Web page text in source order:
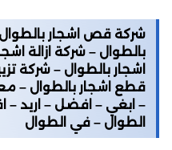
شركة قص اشجار
بالطوال – شركة ازالة
اشجار بالطوال – شركة
قطع اشجار بالطوال –
– ابغي – افضل – اريد
الطوال – في الطوال